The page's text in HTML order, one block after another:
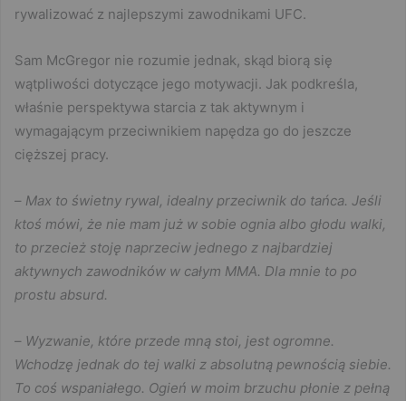
rywalizować z najlepszymi zawodnikami UFC.
Sam McGregor nie rozumie jednak, skąd biorą się
wątpliwości dotyczące jego motywacji. Jak podkreśla,
właśnie perspektywa starcia z tak aktywnym i
wymagającym przeciwnikiem napędza go do jeszcze
cięższej pracy.
– Max to świetny rywal, idealny przeciwnik do tańca. Jeśli
ktoś mówi, że nie mam już w sobie ognia albo głodu walki,
to przecież stoję naprzeciw jednego z najbardziej
aktywnych zawodników w całym MMA. Dla mnie to po
prostu absurd.
– Wyzwanie, które przede mną stoi, jest ogromne.
Wchodzę jednak do tej walki z absolutną pewnością siebie.
To coś wspaniałego. Ogień w moim brzuchu płonie z pełną